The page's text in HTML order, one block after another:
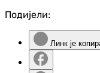
Подијели:
Линк је